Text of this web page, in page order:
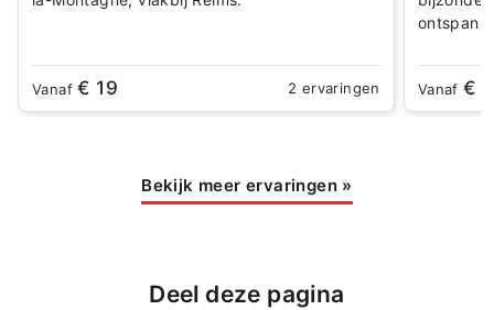
Vanaf€ 19 2 ervaringen Vanaf€
Bekijk meer ervaringen »
Deel deze pagina